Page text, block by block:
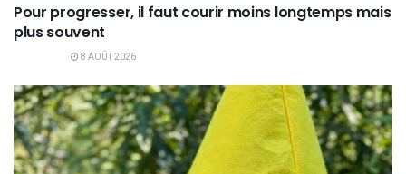
Pour progresser, il faut courir moins longtemps mais
plus souvent
8 AOÛT 2026